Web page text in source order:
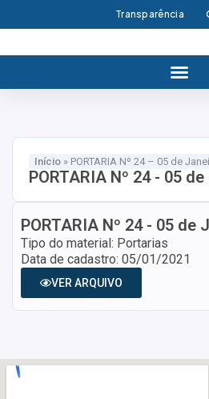
Transparência
Início » PORTARIA Nº 24 – 05 de
PORTARIA Nº 24 - 05
PORTARIA Nº 24 - 05 de
Tipo do material: Portarias
Data de cadastro: 05/01/2021
VER ARQUIVO